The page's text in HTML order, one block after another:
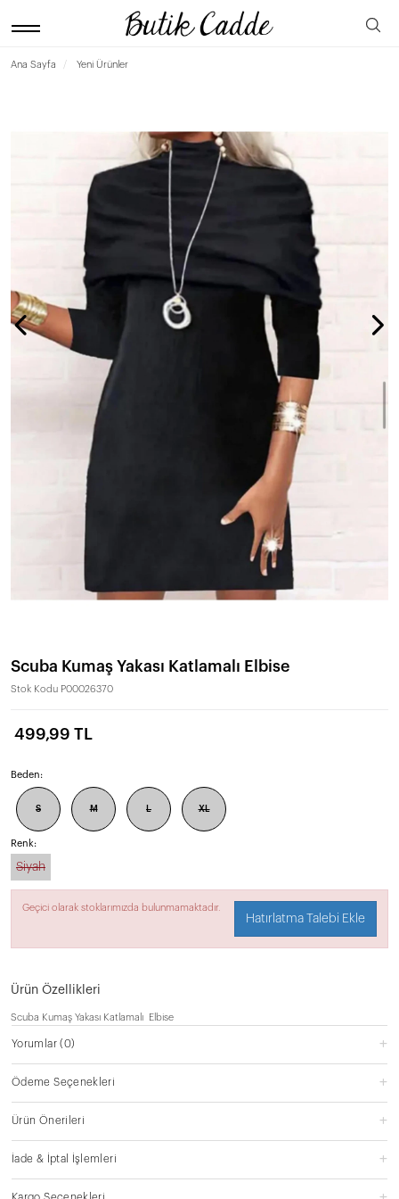
Ana Sayfa Yeni Ürünler
Scuba Kumaş Yakası Katlamalı Elbise
Stok Kodu P00026370
499,99 TL
Beden:
S M L XL
Renk:
Siyah
Geçici olarak stoklarımızda bulunmamaktadır.
Hatırlatma Talebi Ekle
Ürün Özellikleri
Scuba Kumaş Yakası Katlamalı Elbise
Yorumlar(0)
Ödeme Seçenekleri
Ürün Önerileri
İade & İptal İşlemleri